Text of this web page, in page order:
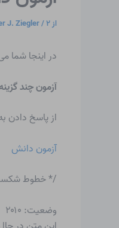
از J. Ziegler/۲ مرداد ۱۴۰۵
در اینجا شما
آزمون چند
از پاسخ دادن
آزمون دانش
/* خطوط
وضعیت: ۲۰۱۰